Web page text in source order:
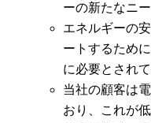
ーの新たなニ
エネルギーの
ートするため
に必要とされ
当社の顧客は
おり、これが